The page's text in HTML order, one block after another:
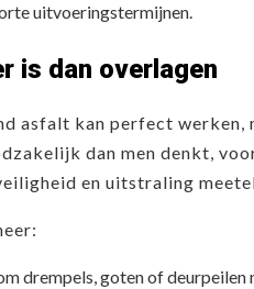
uitvoeringstermijnen.
is dan overlagen
asfalt kan perfect werken,
dan men denkt,
en uitstraling
drempels, goten of